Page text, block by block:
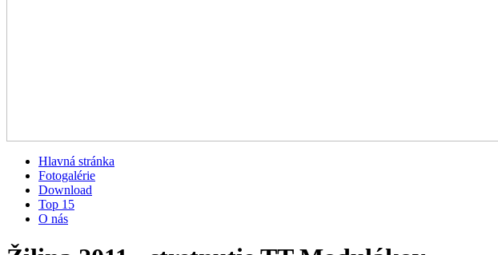
Hlavná stránka
Fotogalérie
Download
Top 15
O nás